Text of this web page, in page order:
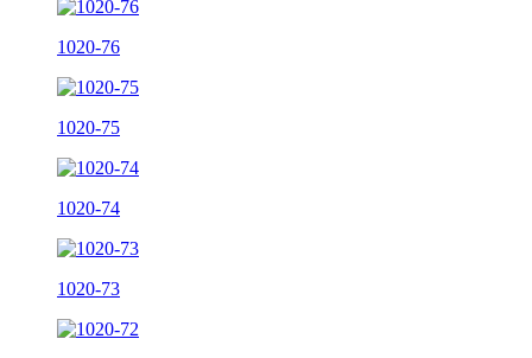
1020-76
1020-75
1020-74
1020-73